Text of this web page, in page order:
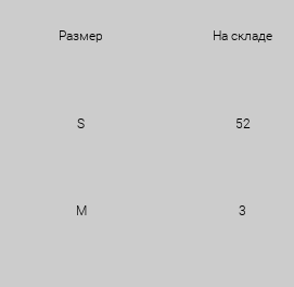
Размер На складе
S 52
M 3